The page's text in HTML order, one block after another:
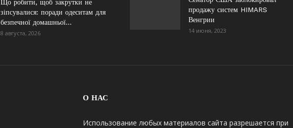
Що робити, щоб закрутки не
зіпсувалися: поради одеситам для
безпечної домашньої...
8 августа, 2026
продажу систем HIMARS
Венгрии
14 июня, 2023
О НАС
Использование любых материалов сайта разрешается при